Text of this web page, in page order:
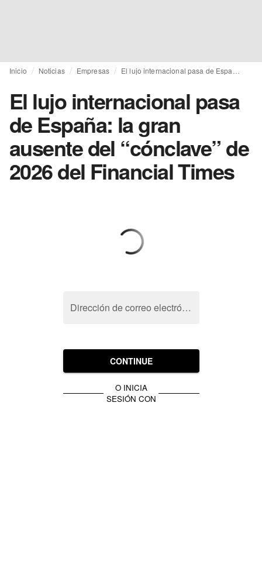
Inicio Noticias Empresas
El lujo internacional pasa
de España: la gran
ausente del “cónclave” de
2026 del Financial Times
Dirección de correo electrónico
CONTINUE
O INICIA
SESIÓN CON